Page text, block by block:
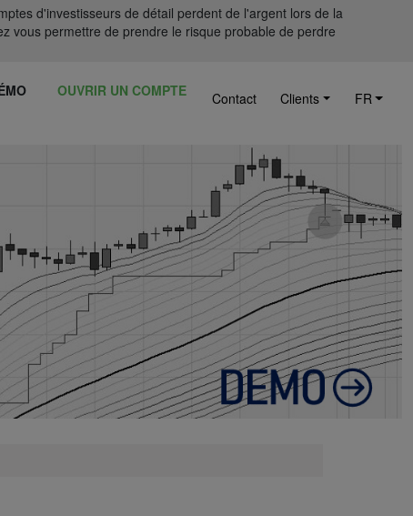
d'investisseurs de détail perdent de l'argent lors de la
vous permettre de prendre le risque probable de perdre
OUVRIR UN COMPTE Contact Clients FR